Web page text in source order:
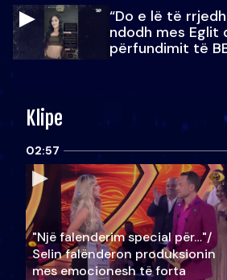
“Do e lë të
ndodh mes Eglit
përfundimit të
Klipe
02:57
"Një falenderim special për…"/
Selin falënderon produksionin
mes emocionesh të forta